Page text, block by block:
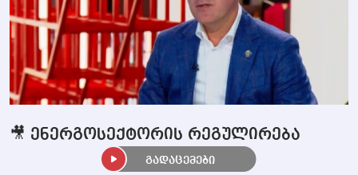
🎥 ენერგოსექტორის რეგულირება
გადაცემები